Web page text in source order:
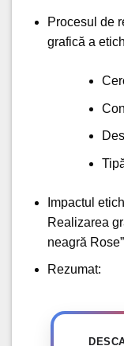
Procesul de
grafică a
Impactul
Realizarea
neagră Rose”
Rezumat: